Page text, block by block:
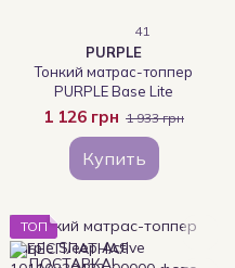
41
PURPLE
Тонкий матраc-топпер
PURPLE Base Lite
1 126 грн 1 933 грн
Купить
ТОП